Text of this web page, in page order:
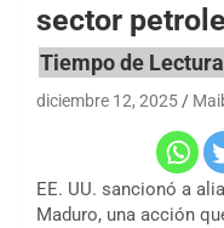
sector
diciembre 12, 2025
EE. UU. sancionó a
Maduro, una acción